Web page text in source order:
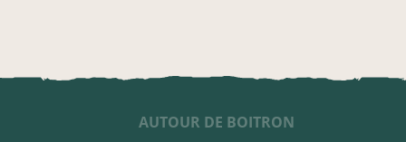
AUTOUR DE BOITRON